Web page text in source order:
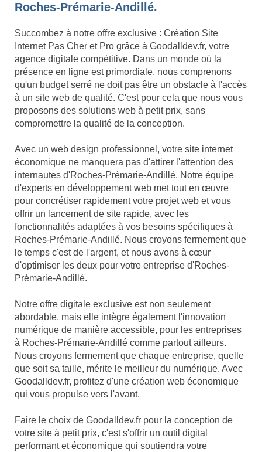
Roches-Prémarie-Andillé.
Succombez à notre offre exclusive : Création Site
Internet Pas Cher et Pro grâce à Goodalldev.fr, votre
agence digitale compétitive. Dans un monde où la
présence en ligne est primordiale, nous comprenons
qu'un budget serré ne doit pas être un obstacle à l'accès
à un site web de qualité. C'est pour cela que nous vous
proposons des solutions web à petit prix, sans
compromettre la qualité de la conception.
Avec un web design professionnel, votre site internet
économique ne manquera pas d'attirer l'attention des
internautes d'Roches-Prémarie-Andillé. Notre équipe
d'experts en développement web met tout en œuvre
pour concrétiser rapidement votre projet web et vous
offrir un lancement de site rapide, avec les
fonctionnalités adaptées à vos besoins spécifiques à
Roches-Prémarie-Andillé. Nous croyons fermement que
le temps c'est de l'argent, et nous avons à cœur
d'optimiser les deux pour votre entreprise d'Roches-
Prémarie-Andillé.
Notre offre digitale exclusive est non seulement
abordable, mais elle intègre également l'innovation
numérique de manière accessible, pour les entreprises
à Roches-Prémarie-Andillé comme partout ailleurs.
Nous croyons fermement que chaque entreprise, quelle
que soit sa taille, mérite le meilleur du numérique. Avec
Goodalldev.fr, profitez d'une création web économique
qui vous propulse vers l'avant.
Faire le choix de Goodalldev.fr pour la conception de
votre site à petit prix, c'est s'offrir un outil digital
performant et économique qui soutiendra votre